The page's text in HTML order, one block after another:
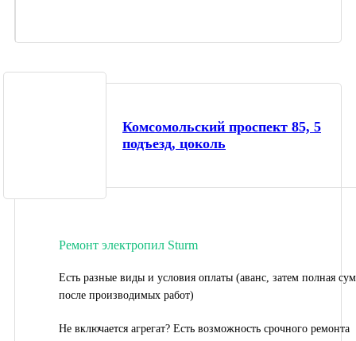
Комсомольский проспект 85, 5
подъезд, цоколь
Ремонт электропил Sturm
Есть разные виды и условия оплаты (аванс, затем полная
после производимых работ)
Не включается агрегат? Есть возможность срочного ремонта